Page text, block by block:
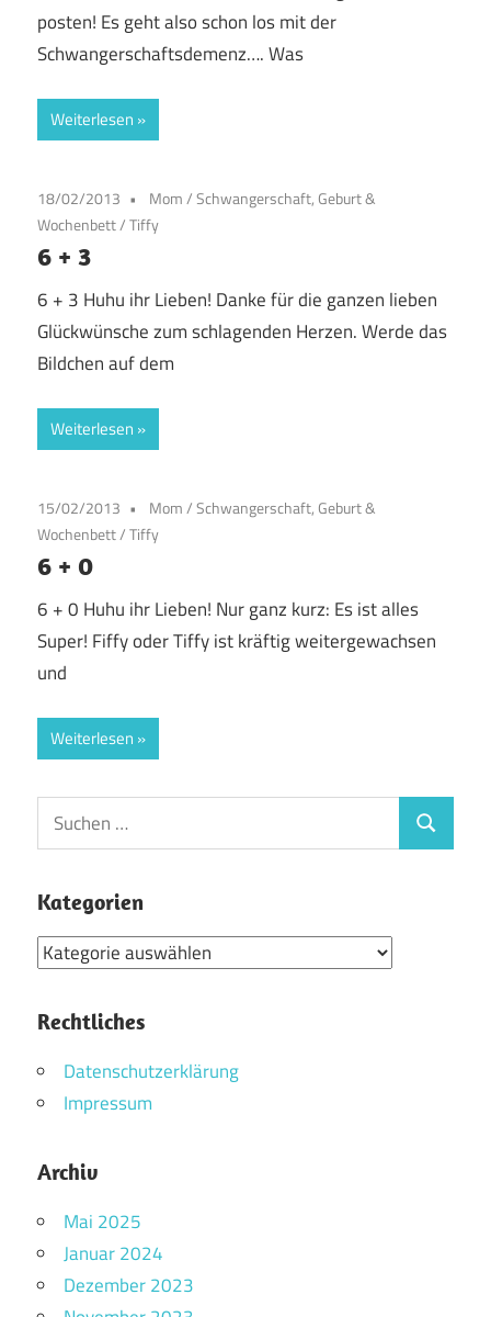
posten! Es geht also schon los mit der
Schwangerschaftsdemenz…. Was
Weiterlesen
18/02/2013 Mom/Schwangerschaft, Geburt &
Wochenbett/Tiffy
6 + 3
6 + 3 Huhu ihr Lieben! Danke für die ganzen lieben
Glückwünsche zum schlagenden Herzen. Werde das
Bildchen auf dem
Weiterlesen
15/02/2013 Mom/Schwangerschaft, Geburt &
Wochenbett/Tiffy
6 + 0
6 + 0 Huhu ihr Lieben! Nur ganz kurz: Es ist alles
Super! Fiffy oder Tiffy ist kräftig weitergewachsen
und
Weiterlesen
Suchen
nach:
Suchen
Kategorien
Kategorien
Rechtliches
Datenschutzerklärung
Impressum
Archiv
Mai 2025
Januar 2024
Dezember 2023